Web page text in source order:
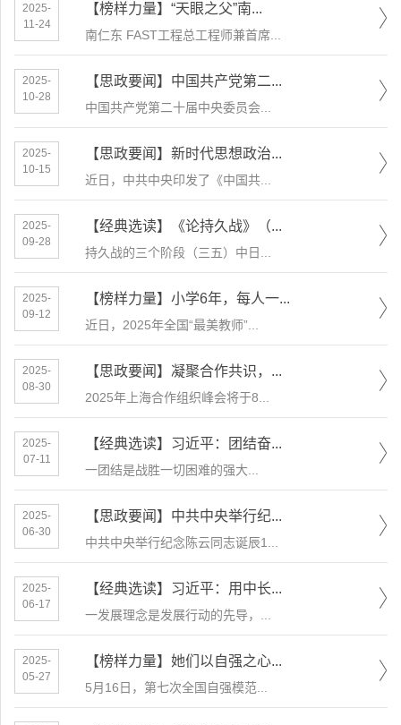
2025-
11-24
【榜样力量】“天眼之父”南...
南仁东 FAST工程总工程师兼首席...
2025-
10-28
【思政要闻】中国共产党第二...
中国共产党第二十届中央委员会...
2025-
10-15
【思政要闻】新时代思想政治...
近日，中共中央印发了《中国共...
2025-
09-28
【经典选读】《论持久战》（...
持久战的三个阶段（三五）中日...
2025-
09-12
【榜样力量】小学6年，每人一...
近日，2025年全国“最美教师”...
2025-
08-30
【思政要闻】凝聚合作共识，...
​2025年上海合作组织峰会将于8...
2025-
07-11
【经典选读】习近平：团结奋...
​一团结是战胜一切困难的强大...
2025-
06-30
【思政要闻】中共中央举行纪...
中共中央举行纪念陈云同志诞辰1...
2025-
06-17
【经典选读】习近平：用中长...
一发展理念是发展行动的先导，...
2025-
05-27
【榜样力量】她们以自强之心...
​5月16日，第七次全国自强模范...